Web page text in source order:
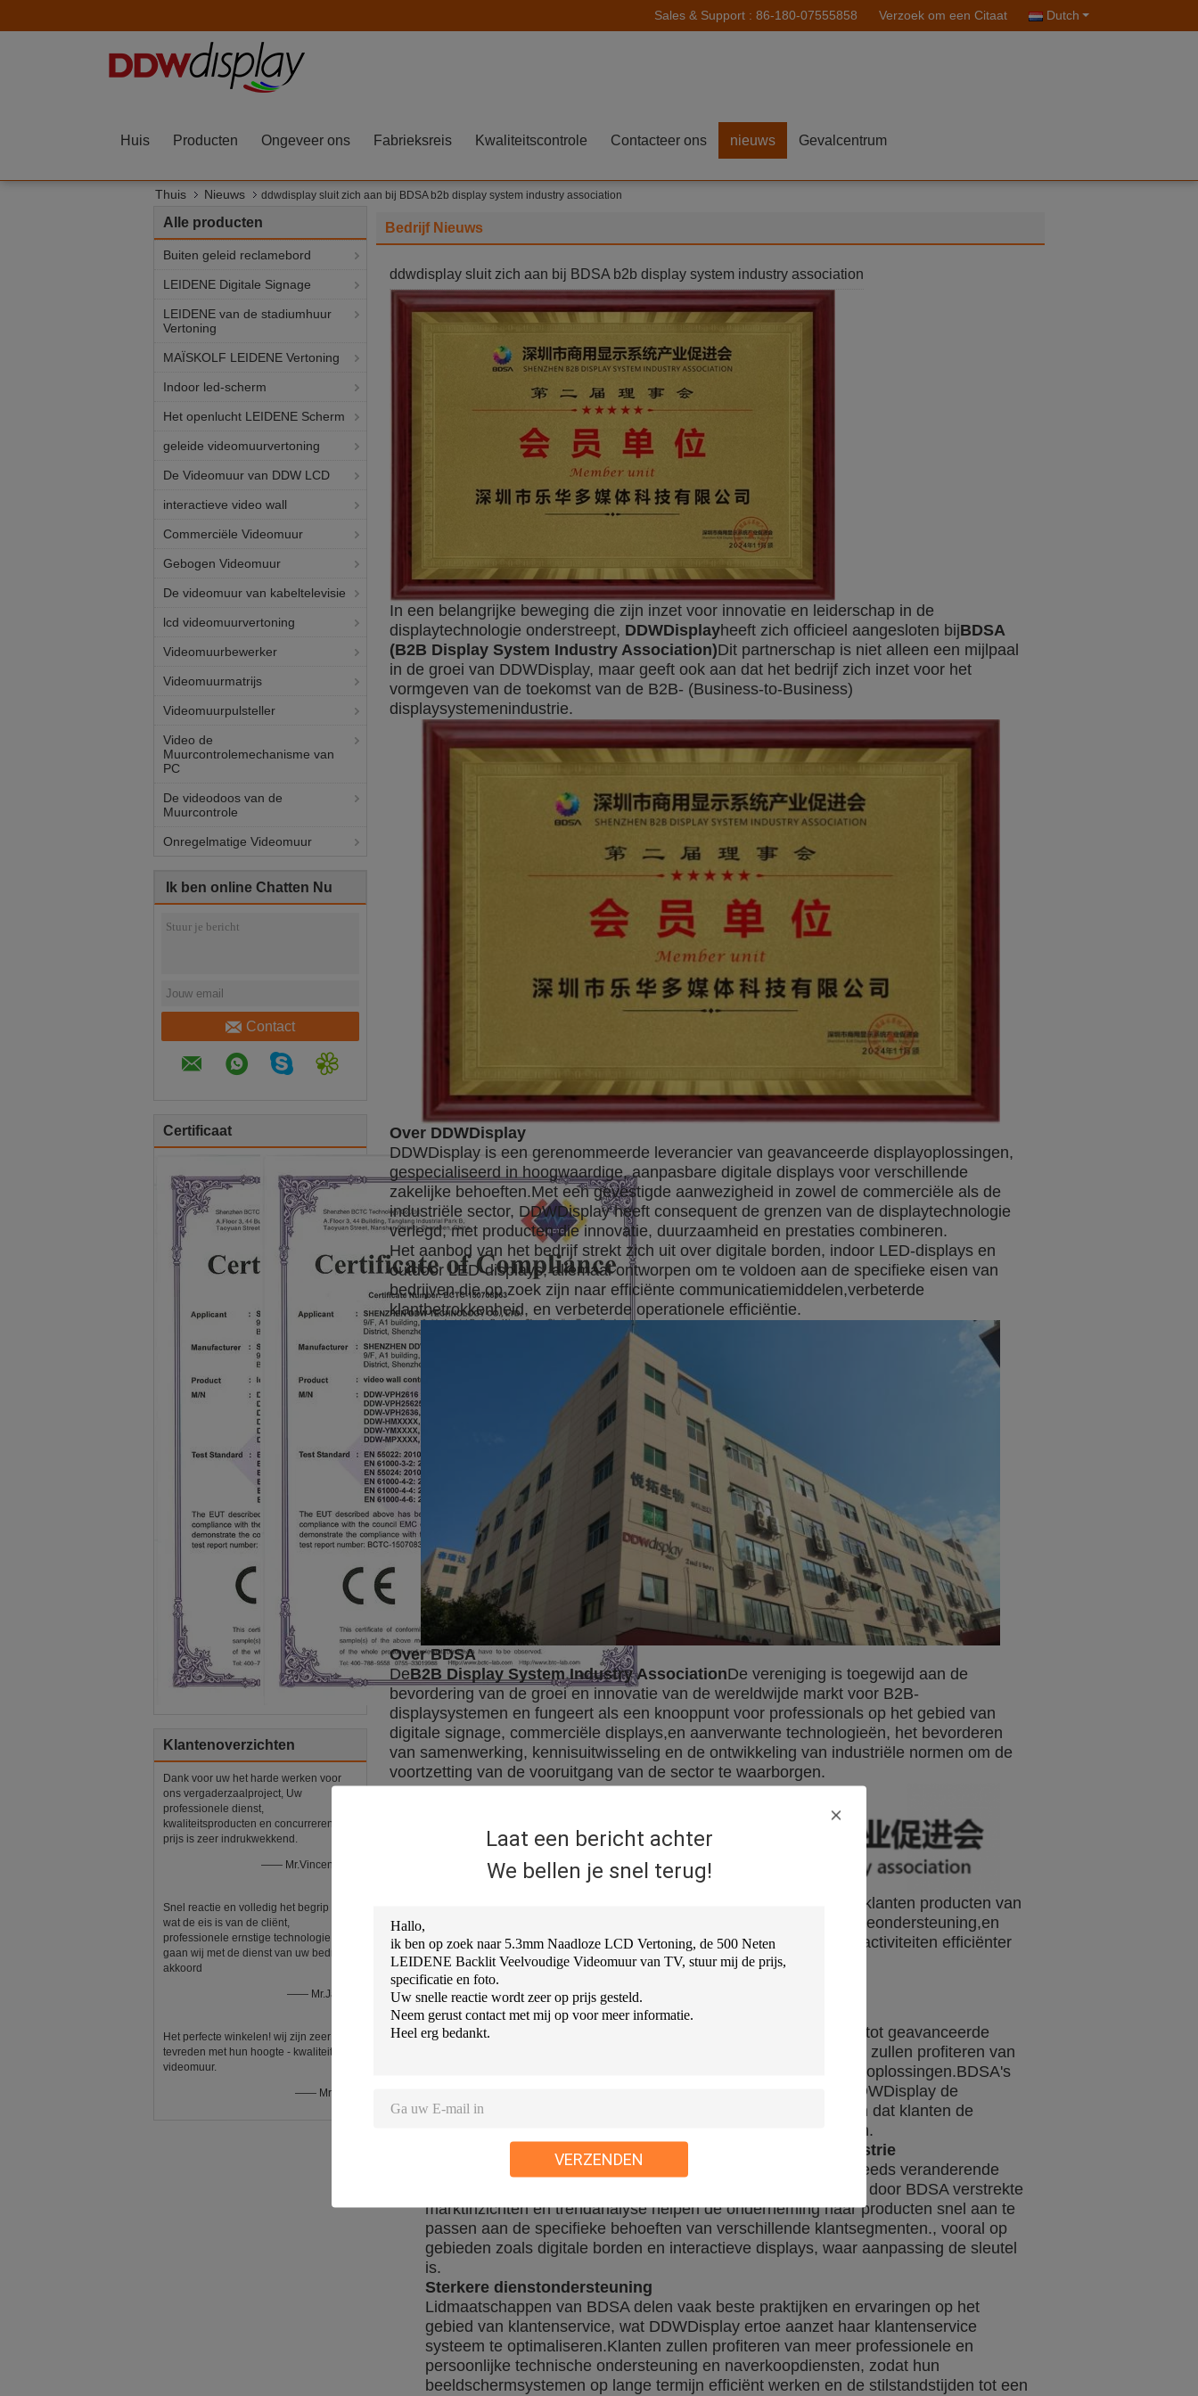
Laat een bericht achter
We bellen je snel terug!
VERZENDEN
Sales & Support : 86-180-07555858 Verzoek om een Citaat Dutch
Huis Producten Ongeveer ons Fabrieksreis Kwaliteitscontrole Contacteer ons nieuws Gevalcentrum
Thuis Nieuws ddwdisplay sluit zich aan bij BDSA b2b display system industry association
Alle producten
Buiten geleid reclamebord
LEIDENE Digitale Signage
LEIDENE van de stadiumhuur
Vertoning
MAÏSKOLF LEIDENE Vertoning
Indoor led-scherm
Het openlucht LEIDENE Scherm
geleide videomuurvertoning
De Videomuur van DDW LCD
interactieve video wall
Commerciële Videomuur
Gebogen Videomuur
De videomuur van kabeltelevisie
lcd videomuurvertoning
Videomuurbewerker
Videomuurmatrijs
Videomuurpulsteller
Video de
Muurcontrolemechanisme van
PC
De videodoos van de
Muurcontrole
Onregelmatige Videomuur
Ik ben online Chatten Nu
Contact
Certificaat
Klantenoverzichten
Dank voor uw het harde werken voor
ons vergaderzaalproject, Uw
professionele dienst,
kwaliteitsproducten en concurrerende
prijs is zeer indrukwekkend.
—— Mr.Vincent Kim
Snel reactie en volledig het begrip van
wat de eis is van de cliënt,
professionele ernstige technologie,
gaan wij met de dienst van uw bedrijf
akkoord
—— Mr.James
Het perfecte winkelen! wij zijn zeer
tevreden met hun hoogte - kwaliteitslcd
videomuur.
—— Mr.West
Bedrijf Nieuws
ddwdisplay sluit zich aan bij BDSA b2b display system industry association
In een belangrijke beweging die zijn inzet voor innovatie en leiderschap in de
displaytechnologie onderstreept, DDWDisplayheeft zich officieel aangesloten bijBDSA
(B2B Display System Industry Association)Dit partnerschap is niet alleen een mijlpaal
in de groei van DDWDisplay, maar geeft ook aan dat het bedrijf zich inzet voor het
vormgeven van de toekomst van de B2B- (Business-to-Business)
displaysystemenindustrie.
Over DDWDisplay
DDWDisplay is een gerenommeerde leverancier van geavanceerde displayoplossingen,
gespecialiseerd in hoogwaardige, aanpasbare digitale displays voor verschillende
zakelijke behoeften.Met een gevestigde aanwezigheid in zowel de commerciële als de
industriële sector, DDWDisplay heeft consequent de grenzen van de displaytechnologie
verlegd, met producten die innovatie, duurzaamheid en prestaties combineren.
Het aanbod van het bedrijf strekt zich uit over digitale borden, indoor LED-displays en
outdoor LED-displays, allemaal ontworpen om te voldoen aan de specifieke eisen van
bedrijven die op zoek zijn naar efficiënte communicatiemiddelen,verbeterde
klantbetrokkenheid, en verbeterde operationele efficiëntie.
Over BDSA
DeB2B Display System Industry AssociationDe vereniging is toegewijd aan de
bevordering van de groei en innovatie van de wereldwijde markt voor B2B-
displaysystemen en fungeert als een knooppunt voor professionals op het gebied van
digitale signage, commerciële displays,en aanverwante technologieën, het bevorderen
van samenwerking, kennisuitwisseling en de ontwikkeling van industriële normen om de
voortzetting van de vooruitgang van de sector te waarborgen.
DDWDisplay's lidmaatschap van BDSA stelt het bedrijf in staat om klanten producten van
hogere kwaliteit, preciezere oplossingen, meer professionele serviceondersteuning,en
technologieën die voldoen aan milieunormen, waardoor de bedrijfsactiviteiten efficiënter
en duurzamer worden.
Producten en technologie van hogere kwaliteit
Door zich bij BDSA aan te sluiten, krijgt DDWDisplay toegang tot geavanceerde
technologieën en industriële normen, wat betekent dat klanten zullen profiteren van
efficiëntere, innovatievere en betrouwbaarder display-systeemoplossingen.BDSA's
industriële middelen en technologische uitwisseling helpen DDWDisplay de
productkwaliteit voortdurend te verbeteren en ervoor te zorgen dat klanten de
nieuwste en meest geoptimaliseerde technologieën ontvangen.
Een nauwkeuriger antwoord op de behoeften van de industrie
Na de toetreding tot BDSA is DDWDisplay beter in staat de steeds veranderende
behoeften van de klanten te begrijpen en te beantwoorden.De door BDSA verstrekte
marktinzichten en trendanalyse helpen de onderneming haar producten snel aan te
passen aan de specifieke behoeften van verschillende klantsegmenten., vooral op
gebieden zoals digitale borden en interactieve displays, waar aanpassing de sleutel
is.
Sterkere dienstondersteuning
Lidmaatschappen van BDSA delen vaak beste praktijken en ervaringen op het
gebied van klantenservice, wat DDWDisplay ertoe aanzet haar klantenservice
systeem te optimaliseren.Klanten zullen profiteren van meer professionele en
persoonlijke technische ondersteuning en naverkoopdiensten, zodat hun
beeldschermsystemen op lange termijn efficiënt werken en de stilstandstijden tot een